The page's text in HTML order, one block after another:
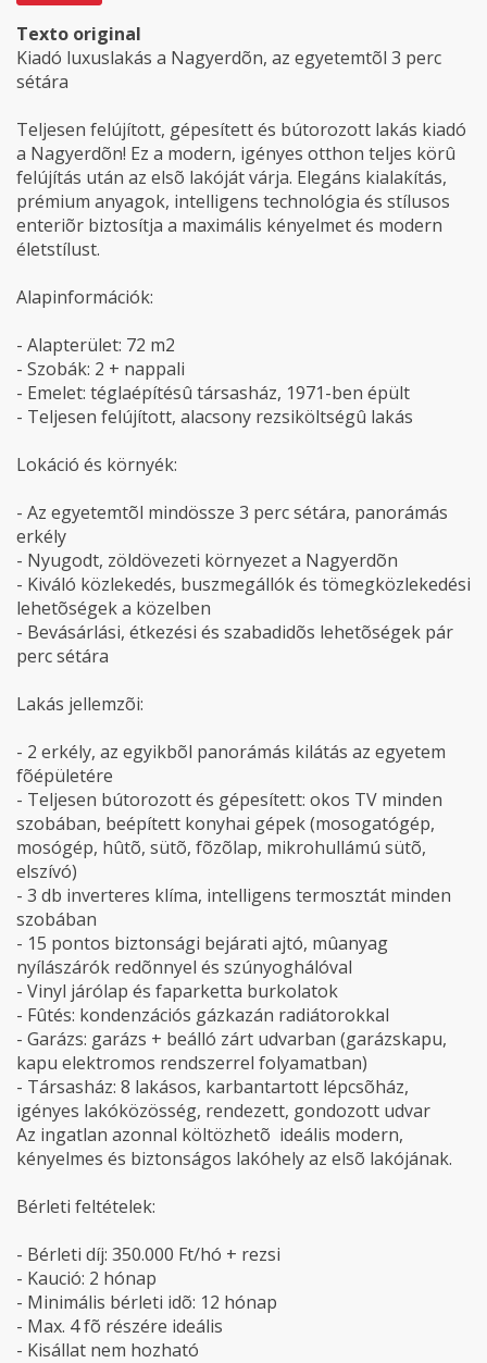
Texto original
Kiadó luxuslakás a Nagyerdõn, az egyetemtõl 3 perc
sétára
Teljesen felújított, gépesített és bútorozott lakás kiadó
a Nagyerdõn! Ez a modern, igényes otthon teljes körû
felújítás után az elsõ lakóját várja. Elegáns kialakítás,
prémium anyagok, intelligens technológia és stílusos
enteriõr biztosítja a maximális kényelmet és modern
életstílust.
Alapinformációk:
- Alapterület: 72 m2
- Szobák: 2 + nappali
- Emelet: téglaépítésû társasház, 1971-ben épült
- Teljesen felújított, alacsony rezsiköltségû lakás
Lokáció és környék:
- Az egyetemtõl mindössze 3 perc sétára, panorámás
erkély
- Nyugodt, zöldövezeti környezet a Nagyerdõn
- Kiváló közlekedés, buszmegállók és tömegközlekedési
lehetõségek a közelben
- Bevásárlási, étkezési és szabadidõs lehetõségek pár
perc sétára
Lakás jellemzõi:
- 2 erkély, az egyikbõl panorámás kilátás az egyetem
fõépületére
- Teljesen bútorozott és gépesített: okos TV minden
szobában, beépített konyhai gépek (mosogatógép,
mosógép, hûtõ, sütõ, fõzõlap, mikrohullámú sütõ,
elszívó)
- 3 db inverteres klíma, intelligens termosztát minden
szobában
- 15 pontos biztonsági bejárati ajtó, mûanyag
nyílászárók redõnnyel és szúnyoghálóval
- Vinyl járólap és faparketta burkolatok
- Fûtés: kondenzációs gázkazán radiátorokkal
- Garázs: garázs + beálló zárt udvarban (garázskapu,
kapu elektromos rendszerrel folyamatban)
- Társasház: 8 lakásos, karbantartott lépcsõház,
igényes lakóközösség, rendezett, gondozott udvar
Az ingatlan azonnal költözhetõ  ideális modern,
kényelmes és biztonságos lakóhely az elsõ lakójának.
Bérleti feltételek:
- Bérleti díj: 350.000 Ft/hó + rezsi
- Kaució: 2 hónap
- Minimális bérleti idõ: 12 hónap
- Max. 4 fõ részére ideális
- Kisállat nem hozható